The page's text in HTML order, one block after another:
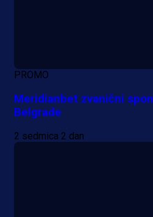
PROMO
Meridianbet zvanični
Belgrade
2 sedmica 2 dan